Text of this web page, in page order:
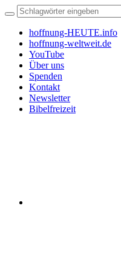
hoffnung-HEUTE.info
hoffnung-weltweit.de
YouTube
Über uns
Spenden
Kontakt
Newsletter
Bibelfreizeit